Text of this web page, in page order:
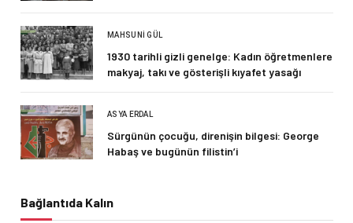
MAHSUNI GÜL
1930 tarihli gizli genelge: Kadın öğretmenlere
makyaj, takı ve gösterişli kıyafet yasağı
ASYA ERDAL
Sürgünün çocuğu, direnişin bilgesi: George
Habaş ve bugünün filistin’i
Bağlantıda Kalın